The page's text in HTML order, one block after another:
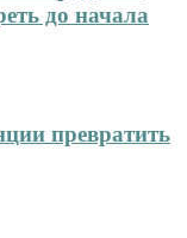
до начала
превратить